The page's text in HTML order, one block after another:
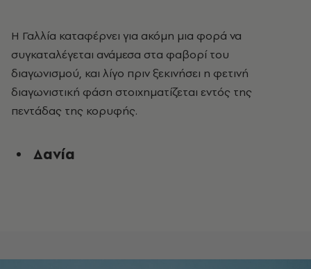
Η Γαλλία καταφέρνει για ακόμη μια φορά να
συγκαταλέγεται ανάμεσα στα φαβορί του
διαγωνισμού, και λίγο πριν ξεκινήσει η φετινή
διαγωνιστική φάση στοιχηματίζεται εντός της
πεντάδας της κορυφής.
Δανία